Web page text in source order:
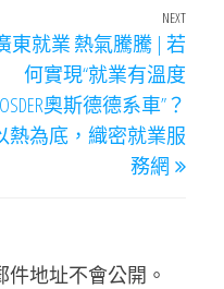
Next
NEXT
東就業 熱氣騰騰 | 若
何實現“就業有溫度
OSDER奧斯德德系車”？
熱為底，織密就業服
務網
地址不會公開。